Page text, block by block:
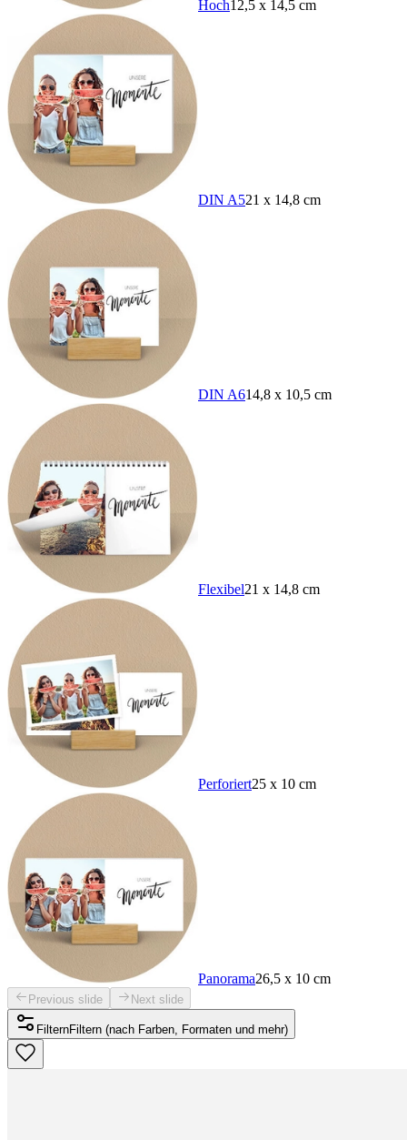
Hoch12,5 x 14,5 cm
DIN A521 x 14,8 cm
DIN A614,8 x 10,5 cm
Flexibel21 x 14,8 cm
Perforiert25 x 10 cm
Panorama26,5 x 10 cm
Previous slide Next slide
FilternFiltern (nach Farben, Formaten und mehr)